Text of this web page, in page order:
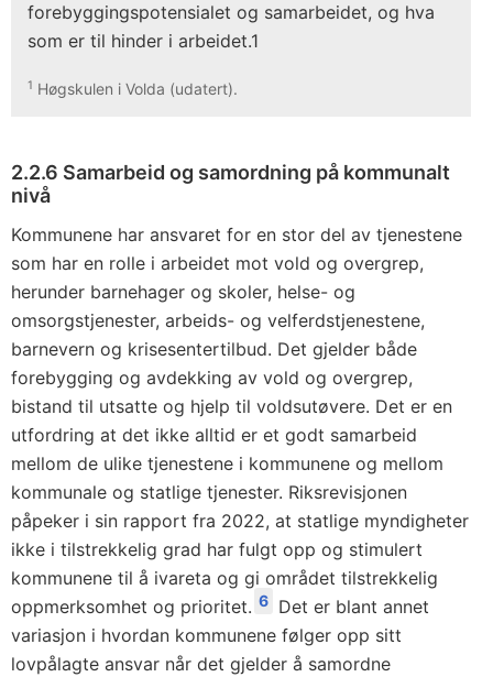
forebyggingspotensialet og samarbeidet, og hva
som er til hinder i arbeidet.1
1 Høgskulen i Volda (udatert).
2.2.6 Samarbeid og samordning på kommunalt
nivå
Kommunene har ansvaret for en stor del av tjenestene
som har en rolle i arbeidet mot vold og overgrep,
herunder barnehager og skoler, helse- og
omsorgstjenester, arbeids- og velferdstjenestene,
barnevern og krisesentertilbud. Det gjelder både
forebygging og avdekking av vold og overgrep,
bistand til utsatte og hjelp til voldsutøvere. Det er en
utfordring at det ikke alltid er et godt samarbeid
mellom de ulike tjenestene i kommunene og mellom
kommunale og statlige tjenester. Riksrevisjonen
påpeker i sin rapport fra 2022, at statlige myndigheter
ikke i tilstrekkelig grad har fulgt opp og stimulert
kommunene til å ivareta og gi området tilstrekkelig
oppmerksomhet og prioritet. 6 Det er blant annet
variasjon i hvordan kommunene følger opp sitt
lovpålagte ansvar når det gjelder å samordne